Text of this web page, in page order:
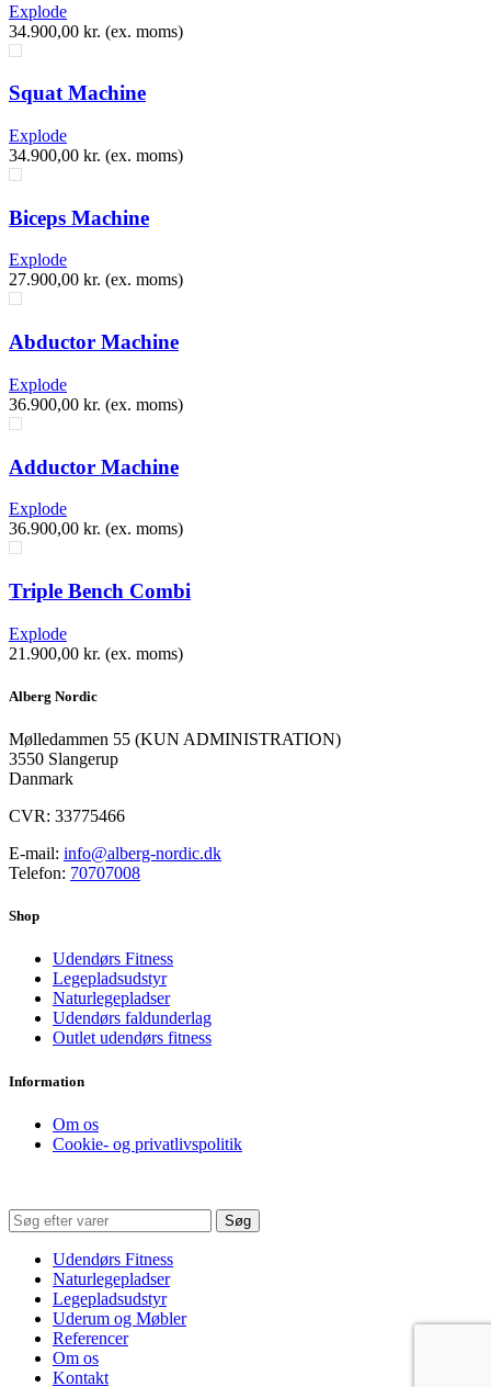
Explode
34.900,00 kr. (ex. moms)
Squat Machine
Explode
34.900,00 kr. (ex. moms)
Biceps Machine
Explode
27.900,00 kr. (ex. moms)
Abductor Machine
Explode
36.900,00 kr. (ex. moms)
Adductor Machine
Explode
36.900,00 kr. (ex. moms)
Triple Bench Combi
Explode
21.900,00 kr. (ex. moms)
Alberg Nordic
​Mølledammen 55 (KUN ADMINISTRATION)
3550 Slangerup
Danmark
CVR: 33775466
E-mail: info@alberg-nordic.dk
Telefon: 70707008
Shop
Udendørs Fitness
Legepladsudstyr
Naturlegepladser
Udendørs faldunderlag
Outlet udendørs fitness
Information
Om os
Cookie- og privatlivspolitik
Søg
Udendørs Fitness
Naturlegepladser
Legepladsudstyr
Uderum og Møbler
Referencer
Om os
Kontakt